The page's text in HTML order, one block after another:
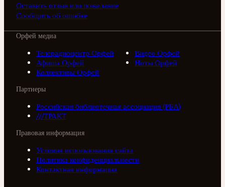
Оставить отзыв или пожелание
Сообщить об ошибке
Орфей медиа
Телерадиоцентр Орфей
Видео Орфей
Афиша Орфей
Ноты Орфей
Коллективы Орфей
Партнеры
Российская библиотечная ассоциация (РБА)
///ТРАКТ
Правовая информация
Условия использования сайта
Политика конфиденциальности
Контактная информация